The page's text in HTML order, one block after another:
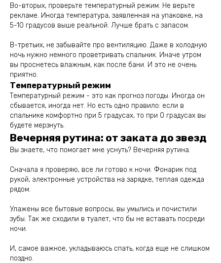
Во-вторых, проверьте температурный режим. Не верьте
рекламе. Иногда температура, заявленная на упаковке, на
5-10 градусов выше реальной. Лучше брать с запасом.
В-третьих, не забывайте про вентиляцию. Даже в холодную
ночь нужно немного проветривать спальник. Иначе утром
вы проснетесь влажным, как после бани. И это не очень
приятно.
Температурный режим
Температурный режим - это как прогноз погоды. Иногда он
сбывается, иногда нет. Но есть одно правило: если в
спальнике комфортно при 5 градусах, то при 0 градусах вы
будете мерзнуть.
Вечерняя рутина: от заката до звезд
Вы знаете, что помогает мне уснуть? Вечерняя рутина.
Сначала я проверяю, все ли готово к ночи. Фонарик под
рукой, электронные устройства на зарядке, теплая одежда
рядом.
Улажены все бытовые вопросы, вы умылись и почистили
зубы. Так же сходили в туалет, что бы не вставать посреди
ночи.
И, самое важное, укладываюсь спать, когда еще не слишком
поздно.